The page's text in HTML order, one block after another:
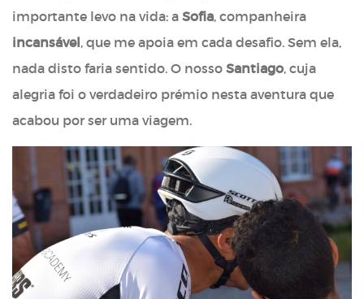
importante levo na vida: a Sofia, companheira
incansável, que me apoia em cada desafio. Sem ela,
nada disto faria sentido. O nosso Santiago, cuja
alegria foi o verdadeiro prémio nesta aventura que
acabou por ser uma viagem.